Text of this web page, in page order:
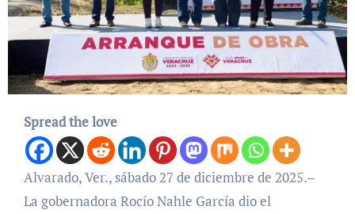
Spread the love
Alvarado, Ver., sábado 27 de diciembre de 2025.–
La gobernadora Rocío Nahle García dio el